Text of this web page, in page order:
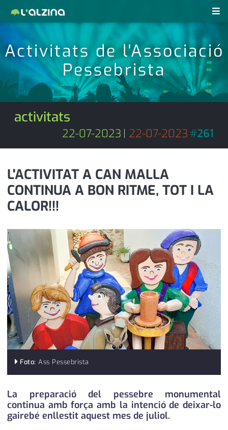
notícies
últimes notícies
activitats
agenda
cultura
economia
empresa
entrevista
medi ambient
opinió
política
promo serveis
reportatge
salut
societat
successos
revistes pdf
anunciants
d'interès
contacte
farmàcies
calendari
Activitats de l'Associació
Pessebrista
activitats
22-07-2023 | 22-07-2023#261
L'ACTIVITAT A CAN MALLA
CONTINUA A BON RITME, TOT I LA
CALOR!!!
Foto: Ass Pessebrista
La preparació del pessebre monumental
continua amb força amb la intenció de deixar-lo
gairebé enllestit aquest mes de juliol.